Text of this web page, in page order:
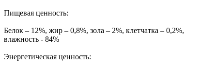
Пищевая ценность:
Белок – 12%, жир – 0,8%, зола – 2%, клетчатка – 0,2%,
влажность - 84%
Энергетическая ценность: